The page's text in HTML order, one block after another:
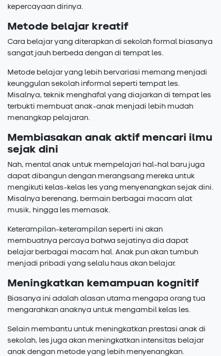
kepercayaan dirinya.
Metode belajar kreatif
Cara belajar yang diterapkan di sekolah formal biasanya
sangat jauh berbeda dengan di tempat les.
Metode belajar yang lebih bervariasi memang menjadi
keunggulan sekolah informal seperti tempat les.
Misalnya, teknik menghafal yang diajarkan di tempat les
terbukti membuat anak-anak menjadi lebih mudah
menangkap pelajaran.
Membiasakan anak aktif mencari ilmu
sejak dini
Nah, mental anak untuk mempelajari hal-hal baru juga
dapat dibangun dengan merangsang mereka untuk
mengikuti kelas-kelas les yang menyenangkan sejak dini.
Misalnya berenang, bermain berbagai macam alat
musik, hingga les memasak.
Keterampilan-keterampilan seperti ini akan
membuatnya percaya bahwa sejatinya dia dapat
belajar berbagai macam hal. Anak pun akan tumbuh
menjadi pribadi yang selalu haus akan belajar.
Meningkatkan kemampuan kognitif
Biasanya ini adalah alasan utama mengapa orang tua
mengarahkan anaknya untuk mengambil kelas les.
Selain membantu untuk meningkatkan prestasi anak di
sekolah, les juga akan meningkatkan intensitas belajar
anak dengan metode yang lebih menyenangkan.